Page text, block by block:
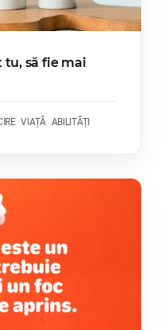
tu, să fie mai
VIAȚĂ ABILITĂȚI